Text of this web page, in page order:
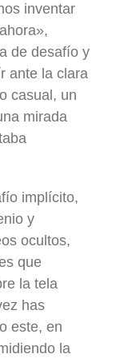
inventar
de desafío y
ante la clara
casual, un
mirada
implícito,
y
ocultos,
que
la tela
has
este, en
la